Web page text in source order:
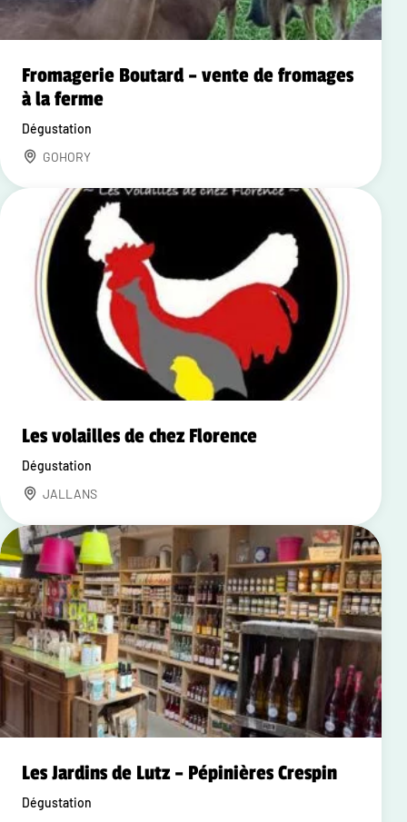
Fromagerie Boutard – vente de fromages
à la ferme
Dégustation
GOHORY
Les volailles de chez Florence
Dégustation
JALLANS
Les Jardins de Lutz – Pépinières Crespin
Dégustation